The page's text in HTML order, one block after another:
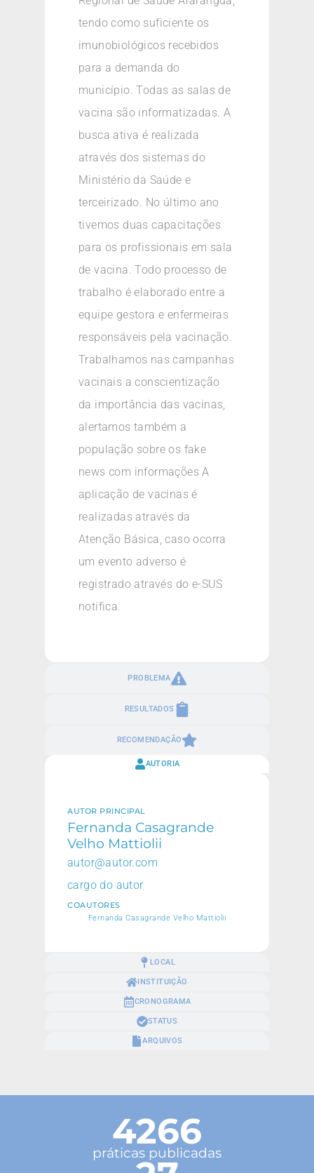
PROBLEMA
RESULTADOS
RECOMENDAÇÃO
tendo como suficiente os
imunobiológicos recebidos
para a demanda do
município. Todas as salas de
vacina são informatizadas. A
busca ativa é realizada
através dos sistemas do
Ministério da Saúde e
terceirizado. No último ano
tivemos duas capacitações
para os profissionais em sala
de vacina. Todo processo de
trabalho é elaborado entre a
equipe gestora e enfermeiras
responsáveis pela vacinação.
Trabalhamos nas campanhas
vacinais a conscientização
da importância das vacinas,
alertamos também a
população sobre os fake
news com informações A
aplicação de vacinas é
realizadas através da
Atenção Básica, caso ocorra
um evento adverso é
registrado através do e-SUS
notifica.
AUTORIA
LOCAL
INSTITUIÇÃO
CRONOGRAMA
STATUS
ARQUIVOS
AUTOR PRINCIPAL
Fernanda Casagrande
Velho Mattiolii
autor@autor.com
cargo do autor
COAUTORES
Fernanda Casagrande Velho Mattiolii
4266
práticas publicadas